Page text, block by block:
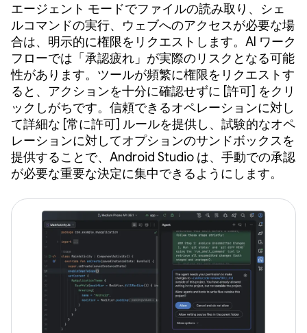
エージェント モードでファイルの読み取り、シェ
ルコマンドの実行、ウェブへのアクセスが必要な場
合は、明示的に権限をリクエストします。AI ワーク
フローでは「承認疲れ」が実際のリスクとなる可能
性があります。ツールが頻繁に権限をリクエストす
ると、アクションを十分に確認せずに [許可] をクリ
ックしがちです。信頼できるオペレーションに対し
て詳細な [常に許可] ルールを提供し、試験的なオペ
レーションに対してオプションのサンドボックスを
提供することで、Android Studio は、手動での承認
が必要な重要な決定に集中できるようにします。